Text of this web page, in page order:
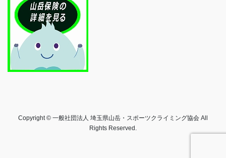
Copyright © 一般社団法人 埼玉県山岳・スポーツクライミング協会 All
Rights Reserved.